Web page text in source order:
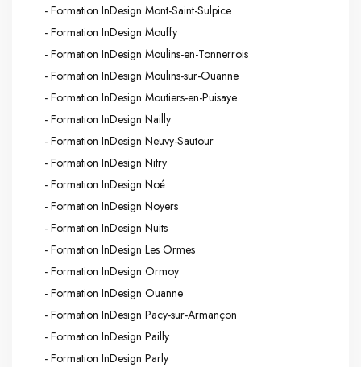
- Formation InDesign Mont-Saint-Sulpice
- Formation InDesign Mouffy
- Formation InDesign Moulins-en-Tonnerrois
- Formation InDesign Moulins-sur-Ouanne
- Formation InDesign Moutiers-en-Puisaye
- Formation InDesign Nailly
- Formation InDesign Neuvy-Sautour
- Formation InDesign Nitry
- Formation InDesign Noé
- Formation InDesign Noyers
- Formation InDesign Nuits
- Formation InDesign Les Ormes
- Formation InDesign Ormoy
- Formation InDesign Ouanne
- Formation InDesign Pacy-sur-Armançon
- Formation InDesign Pailly
- Formation InDesign Parly